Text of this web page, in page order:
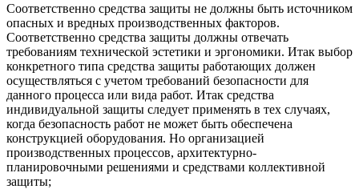
Соответственно средства защиты не должны быть источником
опасных и вредных производственных факторов.
Соответственно средства защиты должны отвечать
требованиям технической эстетики и эргономики. Итак выбор
конкретного типа средства защиты работающих должен
осуществляться с учетом требований безопасности для
данного процесса или вида работ. Итак средства
индивидуальной защиты следует применять в тех случаях,
когда безопасность работ не может быть обеспечена
конструкцией оборудования. Но организацией
производственных процессов, архитектурно-
планировочными решениями и средствами коллективной
защиты;